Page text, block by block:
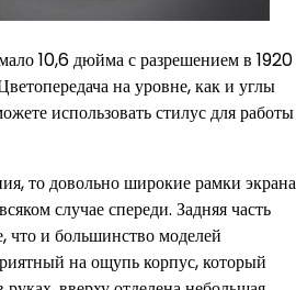
10,6 дюйма с разрешением в 1920
на уровне, как и углы
использовать стилус для работы
то довольно широкие рамки экрана
случае спереди. Задняя часть
что и большинство моделей
на ощупь корпус, который